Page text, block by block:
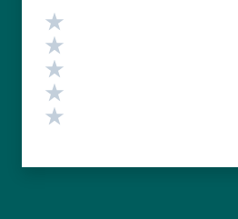
Valutazione